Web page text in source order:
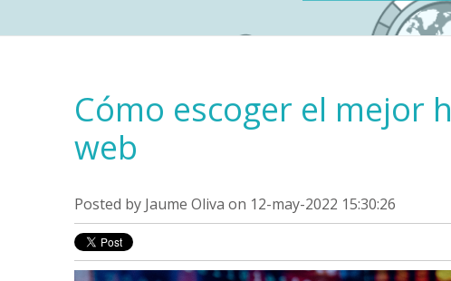
Cómo escoger el mejor
web
Posted by Jaume Oliva on 12-may-2022 15:30:26